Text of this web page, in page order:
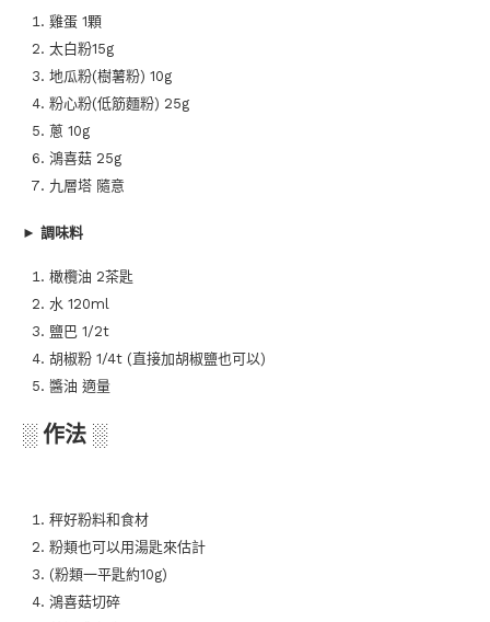
雞蛋 1顆
太白粉15g
地瓜粉(樹薯粉) 10g
粉心粉(低筋麵粉) 25g
蔥 10g
鴻喜菇 25g
九層塔 隨意
► 調味料
橄欖油 2茶匙
水 120ml
鹽巴 1/2t
胡椒粉 1/4t (直接加胡椒鹽也可以)
醬油 適量
░ 作法 ░
秤好粉料和食材
粉類也可以用湯匙來估計
(粉類一平匙約10g)
鴻喜菇切碎